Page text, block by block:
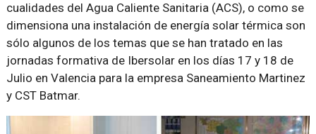
cualidades del Agua Caliente Sanitaria (ACS), o como se
dimensiona una instalación de energía solar térmica son
sólo algunos de los temas que se han tratado en las
jornadas formativa de Ibersolar en los días 17 y 18 de
Julio en Valencia para la empresa Saneamiento Martinez
y CST Batmar.